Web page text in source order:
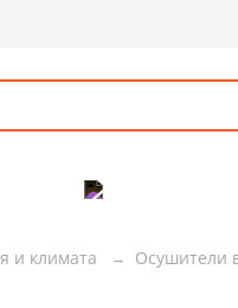
и климата Осушители